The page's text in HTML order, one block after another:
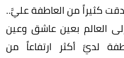
كثيراً من العاطفة عليَّ..
العالم بعين عاشق وعين
لديَّ أكثر ارتفاعاً من